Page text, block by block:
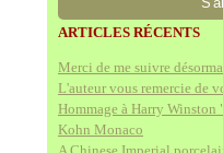
ARTICLES RÉCENTS
Merci de me suivre
L'auteur vous remercie de
Hommage à Harry
Kohn Monaco